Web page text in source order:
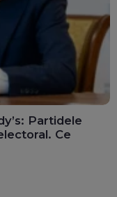
Partidele
Ce